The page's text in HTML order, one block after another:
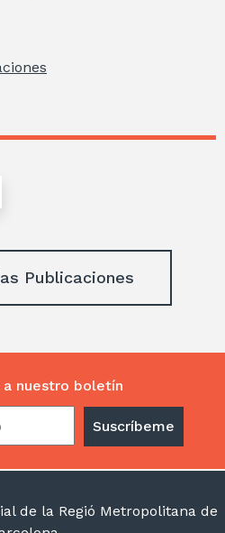
Publicaciones
nuestro boletín
de la Regió Metropolitana de